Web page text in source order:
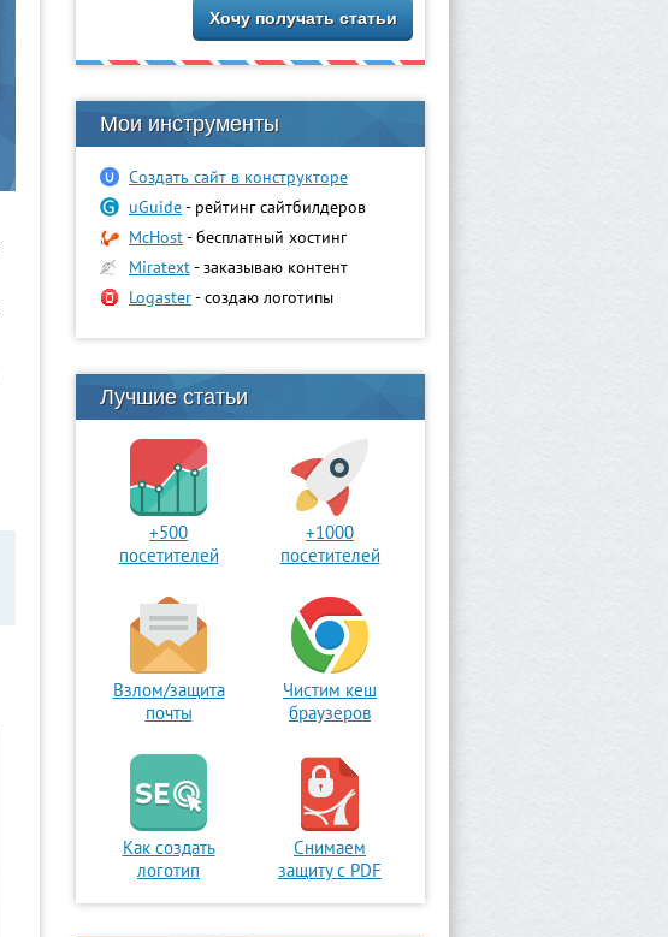
Мои инструменты
Создать сайт в конструкторе
uGuidе- рейтинг сайтбилдеров
McHost- бесплатный хостинг
Miratext- заказываю контент
Logaster- создаю логотипы
Лучшие статьи
+500
посетителей
+1000
посетителей
Взлом/защита
почты
Чистим кеш
браузеров
Как создать
логотип
Снимаем
защиту с PDF